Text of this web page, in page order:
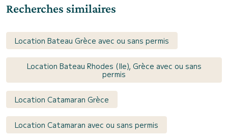
Recherches similaires
Location Bateau Grèce avec ou sans permis
Location Bateau Rhodes (Ile), Grèce avec ou sans
permis
Location Catamaran Grèce
Location Catamaran avec ou sans permis